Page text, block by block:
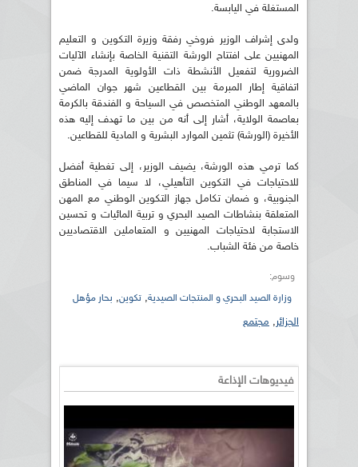
المستغلة في اليابسة.
ولدى إشراف الوزير فروخي رفقة وزيرة التكوين و التعليم
المهنيين على افتتاح الورشة التقنية الخاصة بإنشاء الآليات
الضرورية لتفعيل الأنشطة ذات الأولوية المدرجة ضمن
اتفاقية إطار المبرمة بين القطاعين شهر جوان الماضي
بالمعهد الوطني المتخصص في السياحة و الفندقة بالكرمة
بعاصمة الولاية، أشار إلى أنه من بين ما تهدف إليه هذه
الأخيرة (الورشة) تثمين الموارد البشرية و المادية للقطاعين.
كما ترمي هذه الورشة، يضيف الوزير، إلى تغطية أفضل
للاحتياجات في التكوين التأهيلي، لا سيما في المناطق
الجنوبية، و ضمان تكامل جهاز التكوين الوطني مع المهن
المتعلقة بنشاطات الصيد البحري و تربية المائيات و تحسين
الاستجابة لاحتياجات المهنيين و المتعاملين الاقتصاديين
خاصة من فئة الشباب.
وسوم:
وزارة الصيد البحري و المنتجات الصيدية, تكوين, بحار مؤهل
الجزائر, مجتمع
فيديوهات الإذاعة